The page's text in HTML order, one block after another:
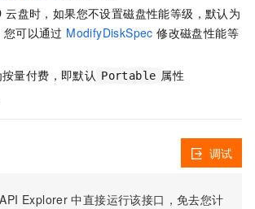
云盘时，如果您不设置磁盘性能等级，默认为
可以通过 ModifyDiskSpec 修改磁盘性能等
量付费，即默认 Portable 属性
Explorer 中直接运行该接口，免去您计
调试